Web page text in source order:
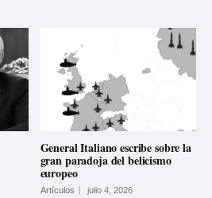
General Italiano escribe sobre la
gran paradoja del belicismo
europeo
Artículos julio 4, 2026